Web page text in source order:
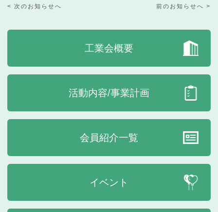
< 次のお知らせへ 前のお知らせへ >
工業会概要
活動内容/事業計画
会員紹介一覧
イベント